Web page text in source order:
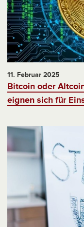
11. Februar 2025
Bitcoin oder
eignen sich für